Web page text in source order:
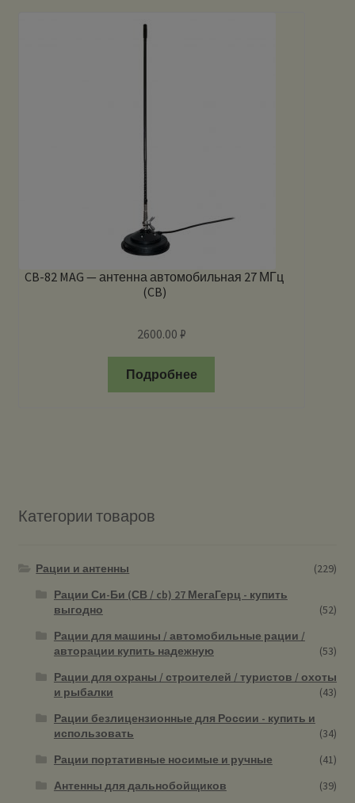
CB-82 MAG — антенна автомобильная 27 МГц
(CB)
2600.00 ₽
Подробнее
Категории товаров
Рации и антенны
(229)
Рации Си-Би (СВ / cb) 27 МегаГерц - купить
выгодно
(52)
Рации для машины / автомобильные рации /
авторации купить надежную
(53)
Рации для охраны / строителей / туристов / охоты
и рыбалки
(43)
Рации безлицензионные для России - купить и
использовать
(34)
Рации портативные носимые и ручные
(41)
Антенны для дальнобойщиков
(39)